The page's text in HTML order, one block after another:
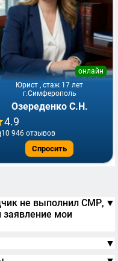
Юрист , стаж 17 лет
онлайн
г.Симферополь
Озереденко С.Н.
4.9
10 946 отзывов
Спросить
не выполнил СМР,
заявление мои
▼
▼